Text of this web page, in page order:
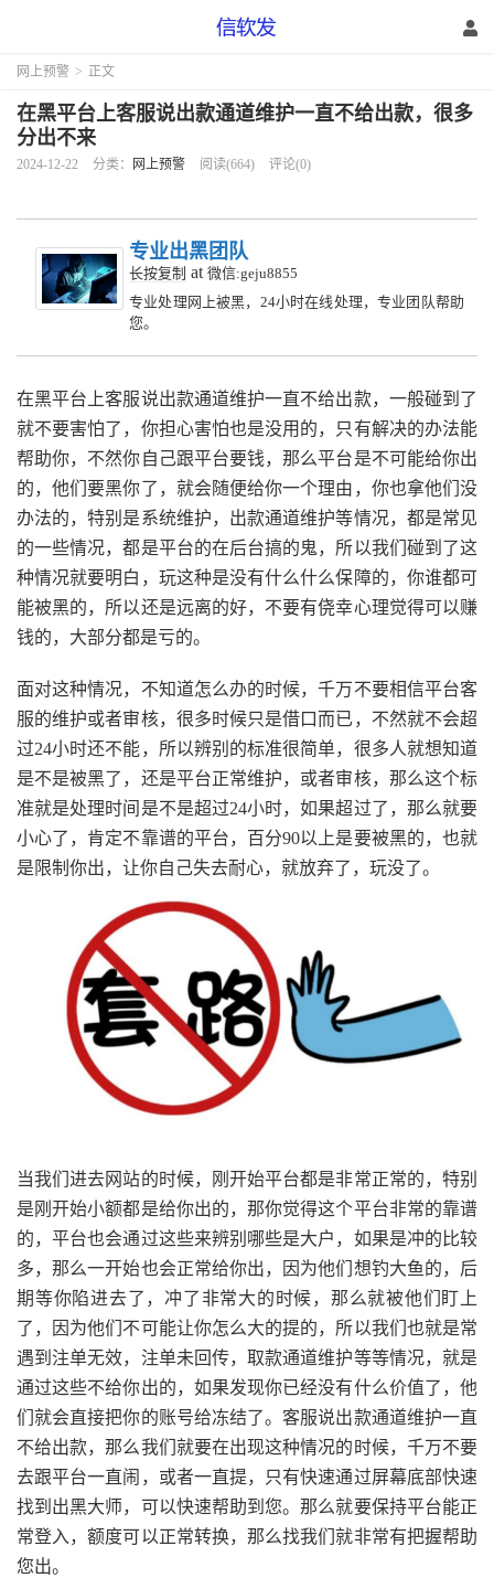
网上预警 > 正文
在黑平台上客服说出款通道维护一直不给出款，很多
分出不来
2024-12-22 分类： 网上预警 阅读(664) 评论(0)
专业出黑团队
长按复制 at 微信:geju8855
专业处理网上被黑，24小时在线处理，专业团队帮助
您。
在黑平台上客服说出款通道维护一直不给出款，一般碰到了
就不要害怕了，你担心害怕也是没用的，只有解决的办法能
帮助你，不然你自己跟平台要钱，那么平台是不可能给你出
的，他们要黑你了，就会随便给你一个理由，你也拿他们没
办法的，特别是系统维护，出款通道维护等情况，都是常见
的一些情况，都是平台的在后台搞的鬼，所以我们碰到了这
种情况就要明白，玩这种是没有什么什么保障的，你谁都可
能被黑的，所以还是远离的好，不要有侥幸心理觉得可以赚
钱的，大部分都是亏的。
面对这种情况，不知道怎么办的时候，千万不要相信平台客
服的维护或者审核，很多时候只是借口而已，不然就不会超
过24小时还不能，所以辨别的标准很简单，很多人就想知道
是不是被黑了，还是平台正常维护，或者审核，那么这个标
准就是处理时间是不是超过24小时，如果超过了，那么就要
小心了，肯定不靠谱的平台，百分90以上是要被黑的，也就
是限制你出，让你自己失去耐心，就放弃了，玩没了。
当我们进去网站的时候，刚开始平台都是非常正常的，特别
是刚开始小额都是给你出的，那你觉得这个平台非常的靠谱
的，平台也会通过这些来辨别哪些是大户，如果是冲的比较
多，那么一开始也会正常给你出，因为他们想钓大鱼的，后
期等你陷进去了，冲了非常大的时候，那么就被他们盯上
了，因为他们不可能让你怎么大的提的，所以我们也就是常
遇到注单无效，注单未回传，取款通道维护等等情况，就是
通过这些不给你出的，如果发现你已经没有什么价值了，他
们就会直接把你的账号给冻结了。客服说出款通道维护一直
不给出款，那么我们就要在出现这种情况的时候，千万不要
去跟平台一直闹，或者一直提，只有快速通过屏幕底部快速
找到出黑大师，可以快速帮助到您。那么就要保持平台能正
常登入，额度可以正常转换，那么找我们就非常有把握帮助
您出。